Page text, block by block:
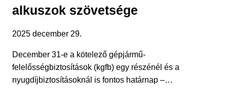
alkuszok szövetsége
2025 december 29.
December 31-e a kötelező gépjármű-
felelősségbiztosítások (kgfb) egy részénél és a
nyugdíjbiztosításoknál is fontos határnap –…